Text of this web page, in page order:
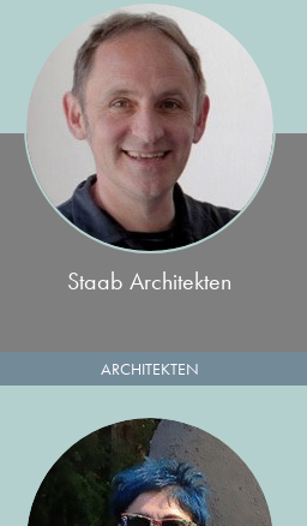
Staab Architekten
ARCHITEKTEN